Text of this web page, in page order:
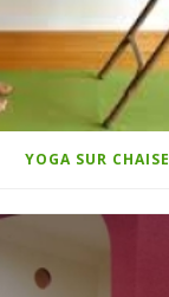
YOGA SUR CHAISE